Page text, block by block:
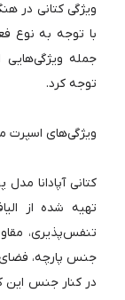
ویژگی کتانی در هنگام
با توجه به نوع
جمله ویژگی‌هایی
توجه کرد.
ویژگی‌های اسپرت
کتانی آپادانا مدل
تهیه شده از
تنفس‌پذیری، مقاوم
جنس پارچه، فضای
در کنار جنس این